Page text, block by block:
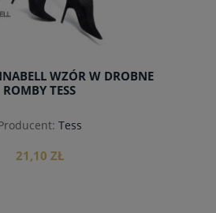
WZÓR W DROBNE
ROMBY TESS
Tess
21,10 ZŁ